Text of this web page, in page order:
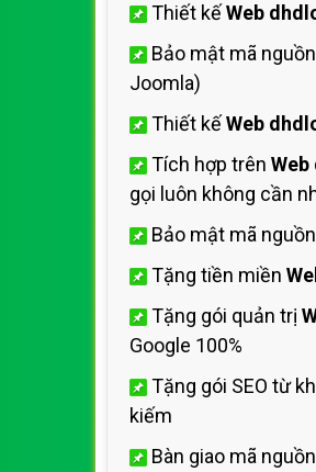
Thiết kếWeb
Bảo mật mã nguồn
Joomla)
Thiết kếWeb
Tích hợp trên
gọi luôn không cần
Bảo mật mã nguồn
Tặng tiền miền
Tặng gói quản trị
Google 100%
Tặng gói SEO từ
kiếm
Bàn giao mã nguồn